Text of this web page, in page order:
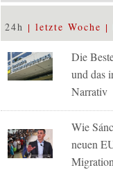
24h letzte Woche
Die
und das
Narrativ
Wie
neuen